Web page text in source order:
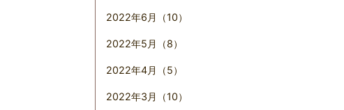
2022年6月（10）
2022年5月（8）
2022年4月（5）
2022年3月（10）